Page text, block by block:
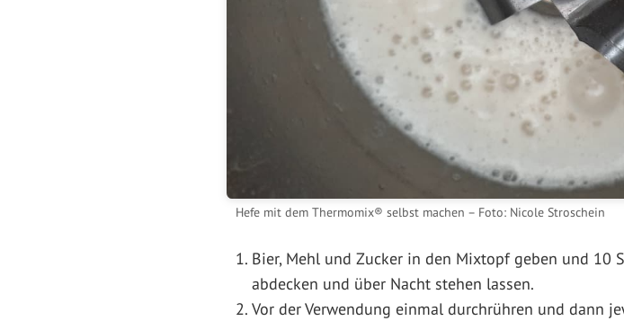
Hefe mit dem Thermomix® selbst machen – Foto: Nicole Stroschein
Bier, Mehl und Zucker in den Mixtopf geben und 10
abdecken und über Nacht stehen lassen.
Vor der Verwendung einmal durchrühren und dann